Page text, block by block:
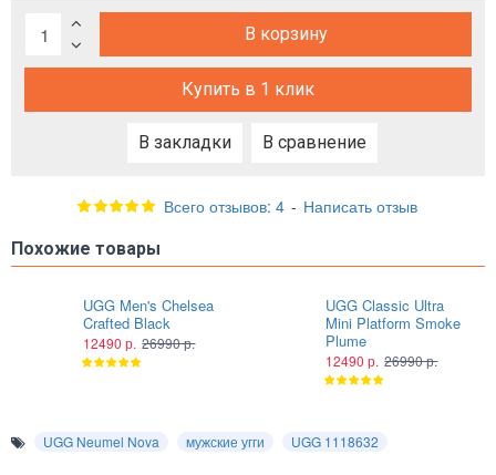
Всего отзывов: 4 - Написать отзыв
В корзину
Купить в 1 клик
В закладки В сравнение
Похожие товары
UGG Men's Chelsea
Crafted Black
12490 р. 26990 р.
UGG Classic Ultra
Mini Platform Smoke
Plume
12490 р. 26990 р.
UGG Neumel Nova мужские угги UGG 1118632